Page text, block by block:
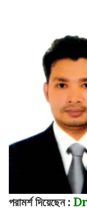
পরামর্শ দিয়েছেন :